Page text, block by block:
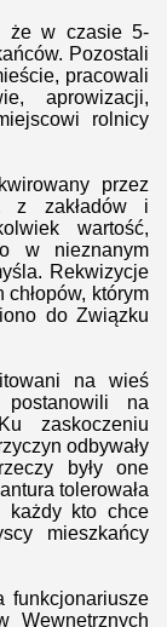
że w czasie 5-
Pozostali
pracowali
aprowizacji,
rolnicy
przez
z zakładów i
wartość,
w nieznanym
Rekwizycje
którym
do Związku
na wieś
postanowili na
zaskoczeniu
odbywały
były one
tolerowała
każdy kto chce
mieszkańcy
Wewnętrznych